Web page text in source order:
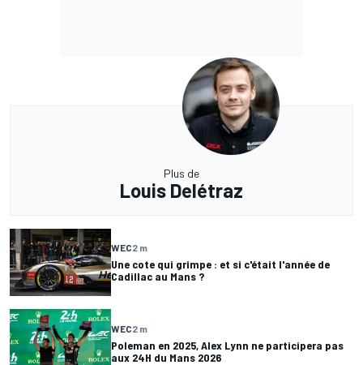
Plus de
Louis Delétraz
WEC2 m
Une cote qui grimpe : et si c'était l'année de
Cadillac au Mans ?
WEC2 m
Poleman en 2025, Alex Lynn ne participera pas
aux 24H du Mans 2026